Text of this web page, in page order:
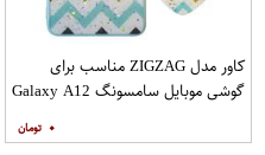
کاور مدل ZIGZAG مناسب برای
گوشی موبایل سامسونگ Galaxy A12
۰